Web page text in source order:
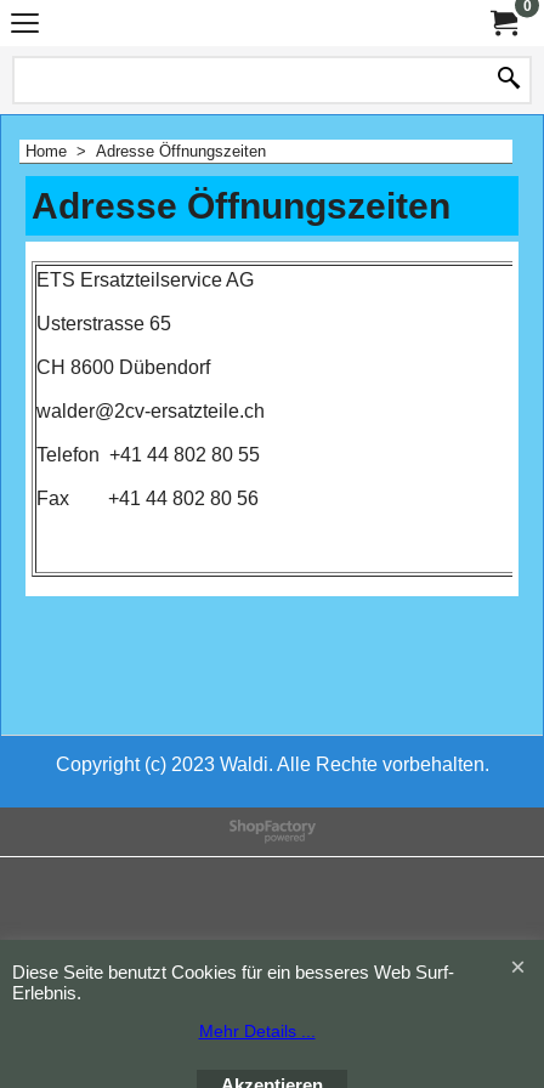
0
Home > Adresse Öffnungszeiten
Adresse Öffnungszeiten
ETS Ersatzteilservice AG
Usterstrasse 65
CH 8600 Dübendorf
walder@2cv-ersatzteile.ch
Telefon +41 44 802 80 55
Fax +41 44 802 80 56
Copyright (c) 2023 Waldi. Alle Rechte vorbehalten.
WebShop erstellt mit
ShopFactory Shop
Diese Seite benutzt Cookies für ein besseres Web Surf-
Erlebnis.
Mehr Details ...